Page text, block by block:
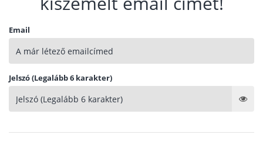
Email
Jelszó (Legalább 6 karakter)